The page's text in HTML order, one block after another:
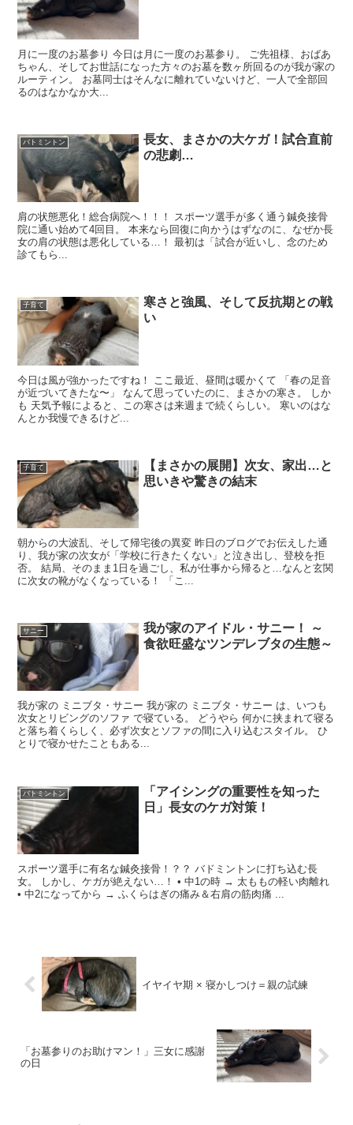
月に一度のお墓参り 今日は月に一度のお墓参り。 ご先祖様、おばあ
ちゃん、そしてお世話になった方々のお墓を数ヶ所回るのが我が家の
ルーティン。 お墓同士はそんなに離れていないけど、一人で全部回
るのはなかなか大...
バトミントン
長女、まさかの大ケガ！試合直前
の悲劇…
肩の状態悪化！総合病院へ！！！ スポーツ選手が多く通う鍼灸接骨
院に通い始めて4回目。 本来なら回復に向かうはずなのに、なぜか長
女の肩の状態は悪化している…！ 最初は「試合が近いし、念のため
診てもら...
子育て
寒さと強風、そして反抗期との戦
い
今日は風が強かったですね！ ここ最近、昼間は暖かくて 「春の足音
が近づいてきたな〜」 なんて思っていたのに、まさかの寒さ。 しか
も 天気予報によると、この寒さは来週まで続くらしい。 寒いのはな
んとか我慢できるけど...
子育て
【まさかの展開】次女、家出…と
思いきや驚きの結末
朝からの大波乱、そして帰宅後の異変 昨日のブログでお伝えした通
り、我が家の次女が「学校に行きたくない」と泣き出し、登校を拒
否。 結局、そのまま1日を過ごし、私が仕事から帰ると…なんと玄関
に次女の靴がなくなっている！ 「こ...
サニー
我が家のアイドル・サニー！ ～
食欲旺盛なツンデレブタの生態～
我が家の ミニブタ・サニー 我が家の ミニブタ・サニー は、いつも
次女とリビングのソファ で寝ている。 どうやら 何かに挟まれて寝る
と落ち着くらしく、必ず次女とソファの間に入り込むスタイル。 ひ
とりで寝かせたこともある...
バトミントン
「アイシングの重要性を知った
日」長女のケガ対策！
スポーツ選手に有名な鍼灸接骨！？？ バドミントンに打ち込む長
女。 しかし、ケガが絶えない…！ • 中1の時 → 太ももの軽い肉離れ
• 中2になってから → ふくらはぎの痛み＆右肩の筋肉痛 ...
イヤイヤ期 × 寝かしつけ＝親の試練
「お墓参りのお助けマン！」三女に感謝
の日